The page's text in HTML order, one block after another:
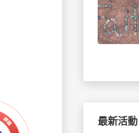
最新活動